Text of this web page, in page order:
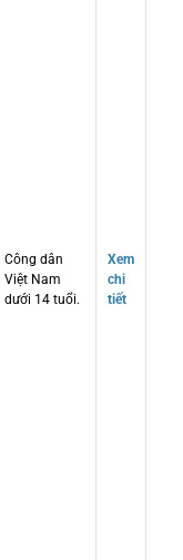
Công dân
Việt Nam
dưới 14 tuổi.
Xem
chi
tiết